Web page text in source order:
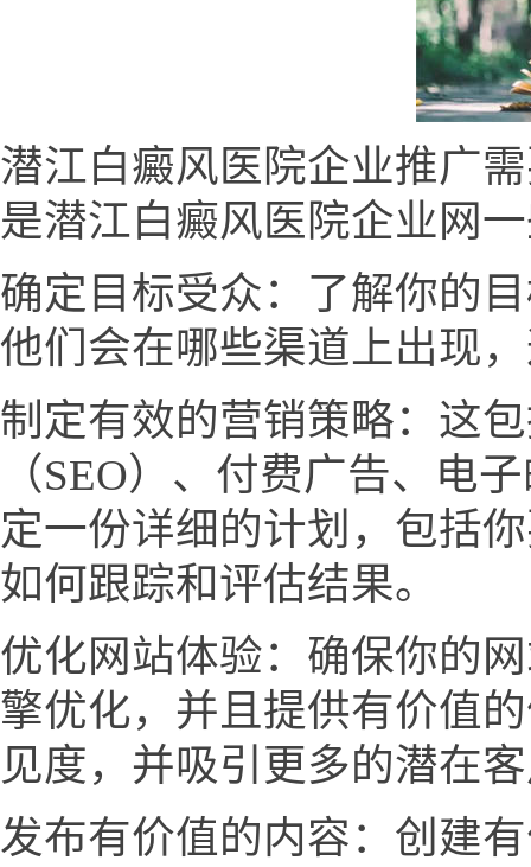
潜江白癜风医院企业推广
是潜江白癜风医院企业网
确定目标受众：了解你的
他们会在哪些渠道上出现
制定有效的营销策略：这
（SEO）、付费广告、电
定一份详细的计划，包括
如何跟踪和评估结果。
优化网站体验：确保你的
擎优化，并且提供有价值
见度，并吸引更多的潜在
发布有价值的内容：创建